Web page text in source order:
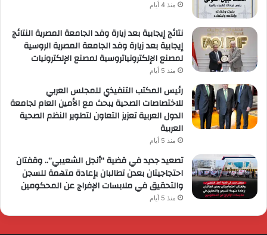
منذ 4 أيام
نتائج إيجابية بعد زيارة وفد الجامعة المصرية النتائج
إيجابية بعد زيارة وفد الجامعة المصرية الروسية
لمصنع الإلكترونياتروسية لمصنع الإلكترونيات
منذ 5 أيام
رئيس المكتب التنفيذي للمجلس العربي
للاختصاصات الصحية يبحث مع الأمين العام لجامعة
الدول العربية تعزيز التعاون لتطوير النظم الصحية
العربية
منذ 5 أيام
تصعيد جديد في قضية “أنجل الشعيبي”.. وقفتان
احتجاجيتان بعدن تطالبان بإعادة متهمة للسجن
والتحقيق في ملابسات الإفراج عن المحكومين
منذ 5 أيام